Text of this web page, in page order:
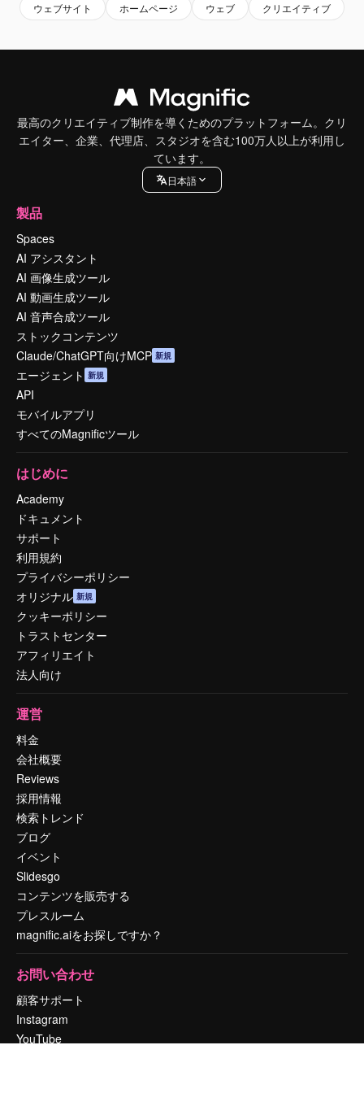
ウェブサイト ホームページ ウェブ クリエイティブ
最高のクリエイティブ制作を導くためのプラットフォーム。クリ
エイター、企業、代理店、スタジオを含む100万人以上が利用し
ています。
日本語
製品
Spaces
AI アシスタント
AI 画像生成ツール
AI 動画生成ツール
AI 音声合成ツール
ストックコンテンツ
Claude/ChatGPT向けMCP 新規
エージェント 新規
API
モバイルアプリ
すべてのMagnificツール
はじめに
Academy
ドキュメント
サポート
利用規約
プライバシーポリシー
オリジナル 新規
クッキーポリシー
トラストセンター
アフィリエイト
法人向け
運営
料金
会社概要
Reviews
採用情報
検索トレンド
ブログ
イベント
Slidesgo
コンテンツを販売する
プレスルーム
magnific.aiをお探しですか？
お問い合わせ
顧客サポート
Instagram
YouTube